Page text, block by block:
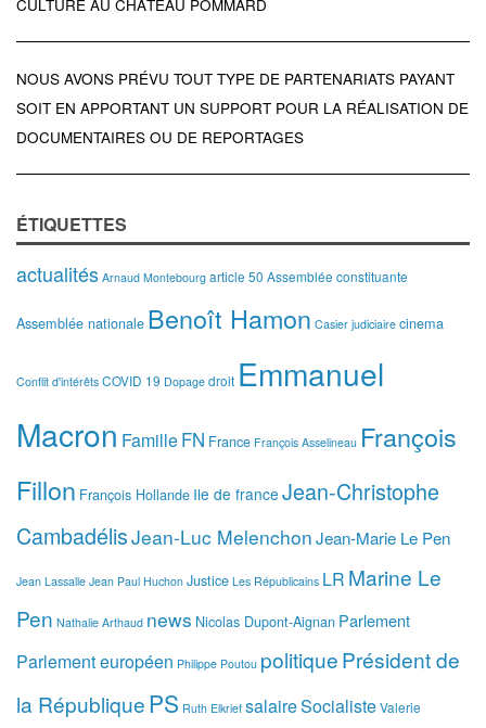
CULTURE AU CHÂTEAU POMMARD
NOUS AVONS PRÉVU TOUT TYPE DE PARTENARIATS PAYANT
SOIT EN APPORTANT UN SUPPORT POUR LA RÉALISATION DE
DOCUMENTAIRES OU DE REPORTAGES
ÉTIQUETTES
actualités Arnaud Montebourg article 50 Assemblée constituante
Assemblée nationale Benoît Hamon Casier judiciaire cinema
Conflit d'intérêts COVID 19 Dopage droit Emmanuel
Macron FamilleFN France François Asselineau François
Fillon François Hollande Ile de france Jean-Christophe
CambadélisJean-Luc MelenchonJean-Marie Le Pen
Jean Lassalle Jean Paul Huchon Justice Les Républicains LR Marine Le
Pen Nathalie Arthaud news Nicolas Dupont-Aignan Parlement
Parlement européen Philippe Poutou politiquePrésident de
la République PS Ruth Elkrief salaireSocialisteValerie